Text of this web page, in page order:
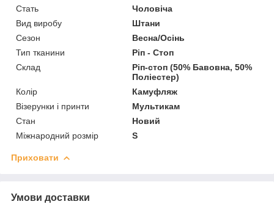
Стать
Чоловіча
Вид виробу
Штани
Сезон
Весна/Осінь
Тип тканини
Ріп - Стоп
Склад
Ріп-стоп (50% Бавовна, 50%
Поліестер)
Колір
Камуфляж
Візерунки і принти
Мультикам
Стан
Новий
Міжнародний розмір
S
Приховати
Умови доставки